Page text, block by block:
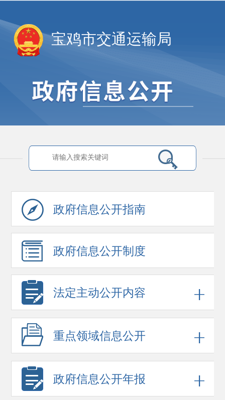
宝鸡市交通运输局
政府信息公开指南
政府信息公开制度
法定主动公开内容
重点领域信息公开
政府信息公开年报